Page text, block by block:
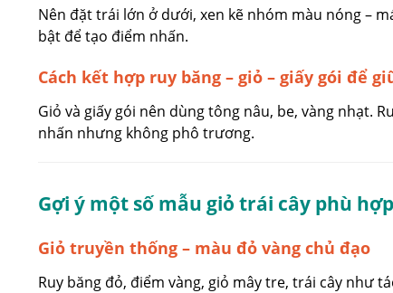
Nên đặt trái lớn ở dưới, xen kẽ nhóm màu nóng –
bật để tạo điểm nhấn.
Cách kết hợp ruy băng – giỏ – giấy gói để
Giỏ và giấy gói nên dùng tông nâu, be, vàng nhạt.
nhấn nhưng không phô trương.
Gợi ý một số mẫu giỏ trái cây phù
Giỏ truyền thống – màu đỏ vàng chủ đạo
Ruy băng đỏ, điểm vàng, giỏ mây tre, trái cây như